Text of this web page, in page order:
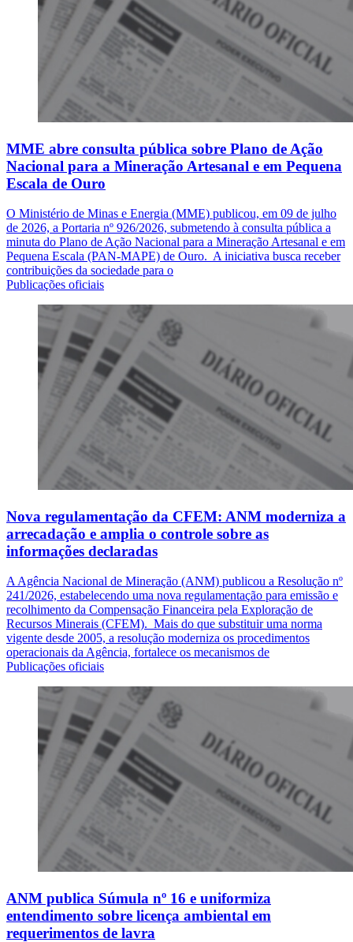
MME abre consulta pública sobre Plano de Ação
Nacional para a Mineração Artesanal e em Pequena
Escala de Ouro
O Ministério de Minas e Energia (MME) publicou, em 09 de julho
de 2026, a Portaria nº 926/2026, submetendo à consulta pública a
minuta do Plano de Ação Nacional para a Mineração Artesanal e em
Pequena Escala (PAN-MAPE) de Ouro. A iniciativa busca receber
contribuições da sociedade para o
Publicações oficiais
Nova regulamentação da CFEM: ANM moderniza a
arrecadação e amplia o controle sobre as
informações declaradas
A Agência Nacional de Mineração (ANM) publicou a Resolução nº
241/2026, estabelecendo uma nova regulamentação para emissão e
recolhimento da Compensação Financeira pela Exploração de
Recursos Minerais (CFEM). Mais do que substituir uma norma
vigente desde 2005, a resolução moderniza os procedimentos
operacionais da Agência, fortalece os mecanismos de
Publicações oficiais
ANM publica Súmula nº 16 e uniformiza
entendimento sobre licença ambiental em
requerimentos de lavra